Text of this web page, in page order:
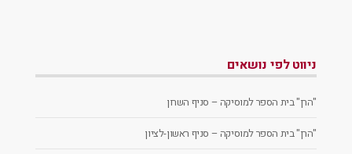
ניווט לפי נושאים
"הרן" בית הספר למוסיקה – סניף השרון
"הרן" בית הספר למוסיקה – סניף ראשון-לציון